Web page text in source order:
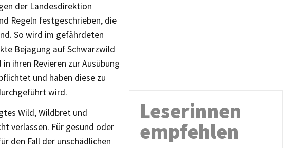
der Landesdirektion
Regeln festgeschrieben, die
So wird im gefährdeten
Bejagung auf Schwarzwild
ihren Revieren zur Ausübung
und haben diese zu
wird.
Wild, Wildbret und
verlassen. Für gesund oder
den Fall der unschädlichen
Leserinnen
empfehlen